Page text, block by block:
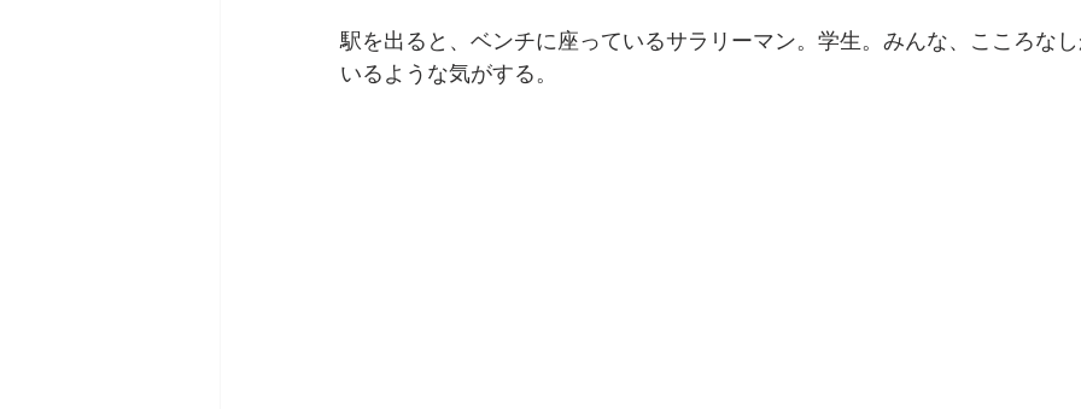
駅を出ると、ベンチに座っているサラリーマン。学生。みんな、こころな
いるような気がする。